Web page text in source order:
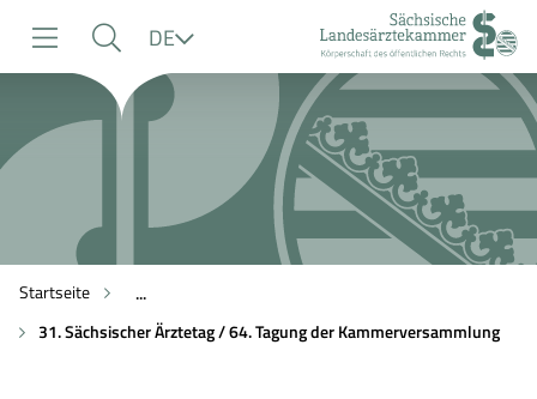
Navigation
Suche
Inhalt
DE
Startseite
...
31. Sächsischer Ärztetag / 64. Tagung der Kammerversammlung